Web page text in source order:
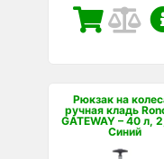
Рюкзак на
ручная кладь
GATEWAY – 40 л,
Синий